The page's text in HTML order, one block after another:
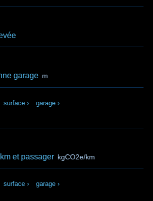
garage m
surface › garage ›
et passager kgCO2e/km
surface › garage ›